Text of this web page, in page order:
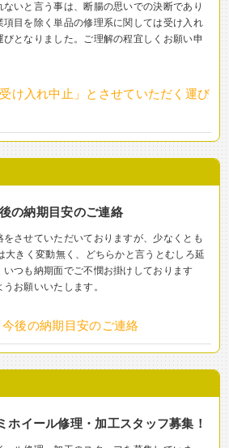
いと言う事は、断腸の思いでの決断であり
項目を除く単品の修理系に関しては受け入れ
となりました。ご理解の程宜しくお願い申
け入れ中止」とさせていただく運び
の納期目安のご連絡
させていただいておりますが、少なくとも
大きく変動無く、どちらかと言うとむしろ延
つも納期面でご不憫お掛けしております
お願いいたします。
後の納期目安のご連絡
ホイール修理・加工スタッフ募集！